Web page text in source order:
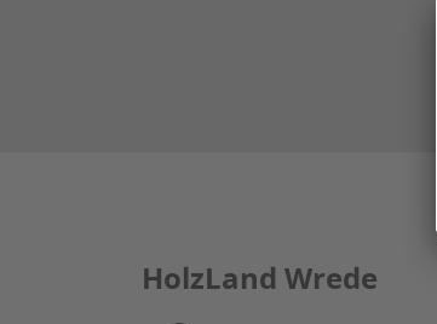
HolzLand Wrede